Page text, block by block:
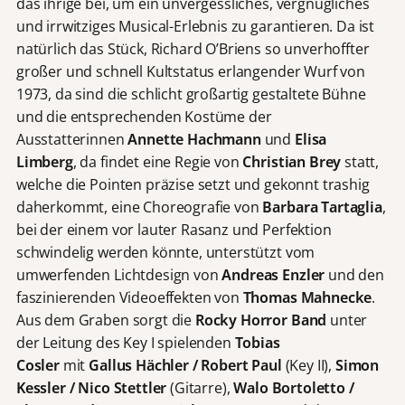
und irrwitziges Musical-Erlebnis zu garantieren. Da ist
natürlich das Stück, Richard O’Briens so unverhoffter
großer und schnell Kultstatus erlangender Wurf von
1973, da sind die schlicht großartig gestaltete Bühne
und die entsprechenden Kostüme der
AusstatterinnenAnnette Hachmann und Elisa
Limberg, da findet eine Regie von Christian Breystatt,
welche die Pointen präzise setzt und gekonnt trashig
daherkommt, eine Choreografie von Barbara Tartaglia,
bei der einem vor lauter Rasanz und Perfektion
schwindelig werden könnte, unterstützt vom
umwerfenden Lichtdesign vonAndreas Enzler und den
faszinierenden Videoeffekten von Thomas Mahnecke.
Aus dem Graben sorgt die Rocky Horror Band unter
der Leitung des Key I spielenden Tobias
Coslermit Gallus Hächler / Robert Paul (Key II), Simon
Kessler / Nico Stettler(Gitarre),Walo Bortoletto /